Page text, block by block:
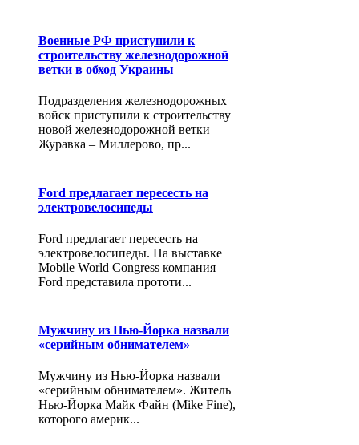
Военные РФ приступили к
строительству железнодорожной
ветки в обход Украины
Подразделения железнодорожных
войск приступили к строительству
новой железнодорожной ветки
Журавка – Миллерово, пр...
Ford предлагает пересесть на
электровелосипеды
Ford предлагает пересесть на
электровелосипеды. На выставке
Mobile World Congress компания
Ford представила прототи...
Мужчину из Нью-Йорка назвали
«серийным обнимателем»
Мужчину из Нью-Йорка назвали
«серийным обнимателем». Житель
Нью-Йорка Майк Файн (Mike Fine),
которого америк...